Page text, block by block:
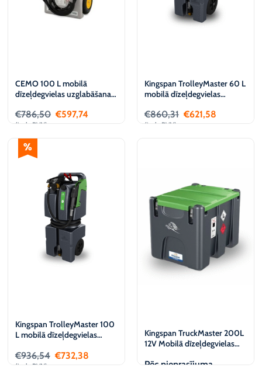
CEMO 100 L mobilā
dīzeļdegvielas uzglabāšanas
€786,50 €597,74
(iesk. PVN)
Kingspan TrolleyMaster 60 L
mobilā dīzeļdegvielas
tvertne, 12 V
€860,31 €621,58
(iesk. PVN)
Kingspan TrolleyMaster 100
L mobilā dīzeļdegvielas
tvertne, 12 V
€936,54 €732,38
(iesk. PVN)
Kingspan TruckMaster 200L
12V Mobilā dīzeļdegvielas
Pēc pieprasījuma